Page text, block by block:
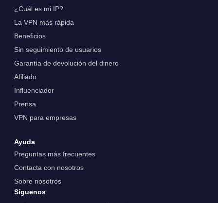
¿Cuál es mi IP?
La VPN más rápida
Beneficios
Sin seguimiento de usuarios
Garantía de devolución del dinero
Afiliado
Influenciador
Prensa
VPN para empresas
Ayuda
Preguntas más frecuentes
Contacta con nosotros
Sobre nosotros
Síguenos